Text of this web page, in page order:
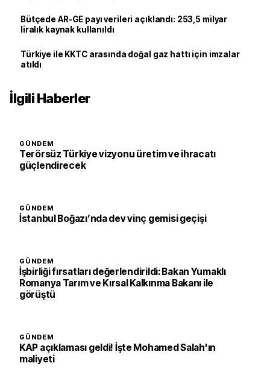
Bütçede AR-GE payı verileri açıklandı: 253,5 milyar
liralık kaynak kullanıldı
Türkiye ile KKTC arasında doğal gaz hattı için imzalar
atıldı
İlgili Haberler
GÜNDEM
Terörsüz Türkiye vizyonu üretim ve ihracatı
güçlendirecek
GÜNDEM
İstanbul Boğazı’nda dev vinç gemisi geçişi
GÜNDEM
İşbirliği fırsatları değerlendirildi: Bakan Yumaklı
Romanya Tarım ve Kırsal Kalkınma Bakanı ile
görüştü
GÜNDEM
KAP açıklaması geldi! İşte Mohamed Salah'ın
maliyeti